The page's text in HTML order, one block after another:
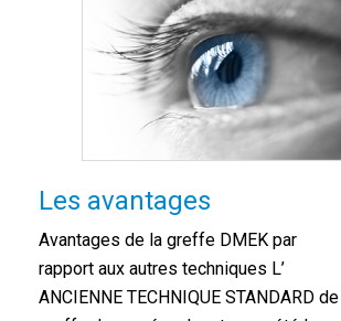
Les avantages
Avantages de la greffe DMEK par
rapport aux autres techniques L’
ANCIENNE TECHNIQUE STANDARD de